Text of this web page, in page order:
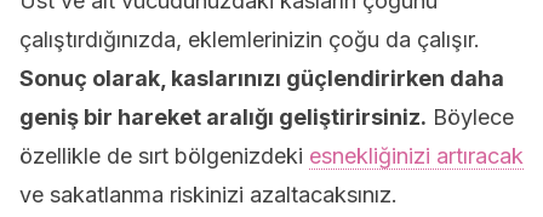
çalıştırdığınızda, eklemlerinizin çoğu da çalışır.
Sonuç olarak, kaslarınızı güçlendirirken daha
geniş bir hareket aralığı geliştirirsiniz. Böylece
özellikle de sırt bölgenizdeki esnekliğinizi artıracak
ve sakatlanma riskinizi azaltacaksınız.